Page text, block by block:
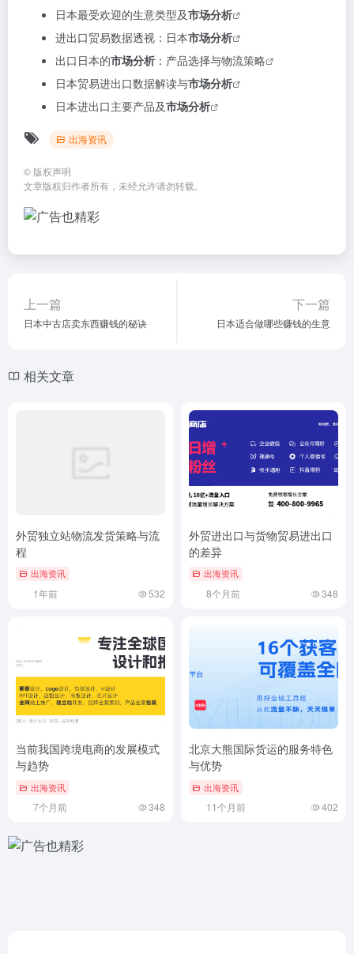
日本最受欢迎的生意类型及市场分析
进出口贸易数据透视：日本市场分析
出口日本的市场分析 ：产品选择与物流策略
日本贸易进出口数据解读与市场分析
日本进出口主要产品及市场分析
出海资讯
© 版权声明
文章版权归作者所有，未经允许请勿转载。
上一篇
日本中古店卖东西赚钱的秘诀
下一篇
日本适合做哪些赚钱的生意
相关文章
外贸独立站物流发货策略与流
程
出海资讯
1年前 532
外贸进出口与货物贸易进出口
的差异
出海资讯
8个月前 348
当前我国跨境电商的发展模式
与趋势
出海资讯
7个月前 348
北京大熊国际货运的服务特色
与优势
出海资讯
11个月前 402